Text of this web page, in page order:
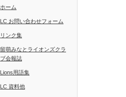
ホーム
LC お問い合わせフォーム
リンク集
留萌みなとライオンズクラ
ブ会報誌
Lions用語集
LC 資料他